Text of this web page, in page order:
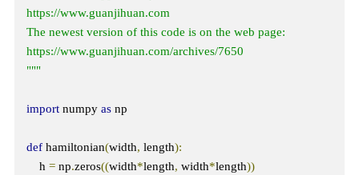
https://www.guanjihuan.com
The newest version of this code is on the web page:
https://www.guanjihuan.com/archives/7650
"""
import numpy as np
def hamiltonian(width, length):
    h
= np.zeros((width*length, width*length))